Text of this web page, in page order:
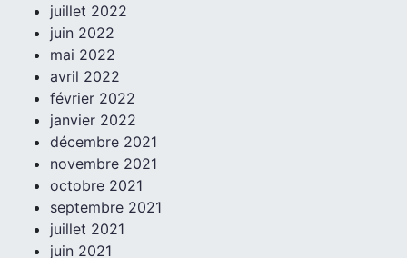
juillet 2022
juin 2022
mai 2022
avril 2022
février 2022
janvier 2022
décembre 2021
novembre 2021
octobre 2021
septembre 2021
juillet 2021
juin 2021